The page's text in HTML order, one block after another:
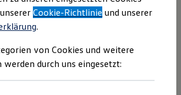
und Gebrauchtwagen
Zertifizierte Gebrauchtwagen
bei Gebrauchtwagen
Angebote
Volkswagen OriginalFelgen und
Felgen. Entdecken Sie hier das
an Felgen
Cookie-Richtlinie und unserer
.
von Cookies und weitere
werden durch uns eingesetzt: